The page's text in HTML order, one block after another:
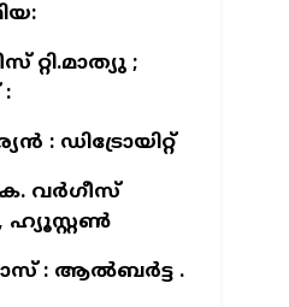
റ്റി.മാത്യു ;
: ഡിട്രോയിറ്റ്
വർഗീസ്
ഹ്യൂസ്റ്റൺ
: ആല്‍ബര്‍ട്ട .